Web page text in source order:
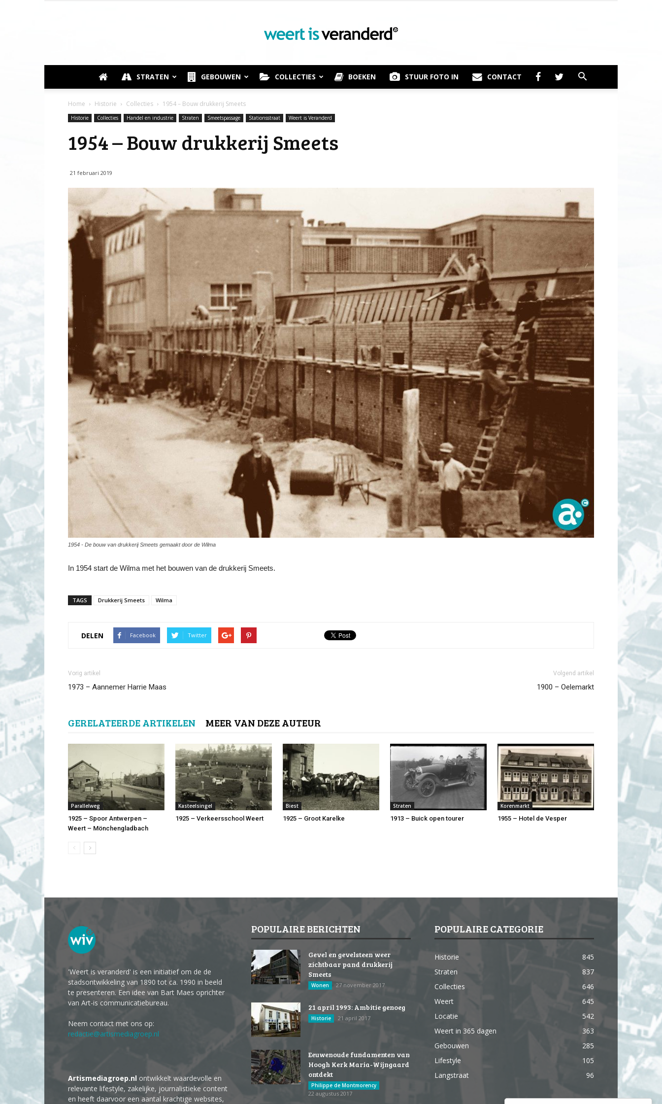
Weert
is
STRATEN GEBOUWEN COLLECTIES BOEKEN STUUR FOTO IN CONTACT
Home Historie Collecties 1954 – Bouw drukkerij Smeets
Historie Collecties Handel en industrie Straten Smeetspassage Stationsstraat Weert is Veranderd
1954 – Bouw drukkerij Smeets
21 februari 2019
1954 - De bouw van drukkerij Smeets gemaakt door de Wilma
In 1954 start de Wilma met het bouwen van de drukkerij Smeets.
TAGS Drukkerij Smeets Wilma
DELEN Facebook Twitter
Vorig artikel
1973 – Aannemer Harrie Maas
Volgend artikel
1900 – Oelemarkt
GERELATEERDE ARTIKELEN MEER VAN DEZE AUTEUR
Parallelweg
1925 – Spoor Antwerpen –
Weert – Mönchengladbach
Kasteelsingel
1925 – Verkeersschool Weert
Biest
1925 – Groot Karelke
Straten
1913 – Buick open tourer
Korenmarkt
1955 – Hotel de Vesper
'Weert is veranderd' is een initiatief om de de
stadsontwikkeling van 1890 tot ca. 1990 in beeld
te presenteren. Een idee van Bart Maes oprichter
van Art-is communicatiebureau.
Neem contact met ons op:
redactie@artismediagroep.nl
Artismediagroep.nl ontwikkelt waardevolle en
relevante lifestyle, zakelijke, journalistieke content
en heeft daarvoor een aantal krachtige websites,
POPULAIRE BERICHTEN
Gevel en gevelsteen weer
zichtbaar pand drukkerij
Smeets
Wonen 27 november 2017
21 april 1993: Ambitie genoeg
Historie 21 april 2017
Eeuwenoude fundamenten van
Hoogh Kerk Maria-Wijngaard
ontdekt
Philippe de Montmorency
22 augustus 2017
POPULAIRE CATEGORIE
Historie
845
Straten
837
Collecties
646
Weert
645
Locatie
542
Weert in 365 dagen
363
Gebouwen
285
Lifestyle
105
Langstraat
96